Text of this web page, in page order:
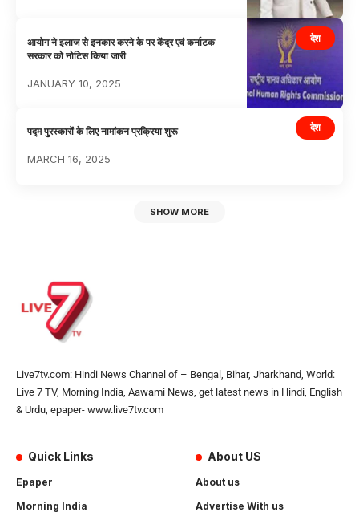
देश
आयोग ने इलाज से इनकार करने के पर केंद्र एवं कर्नाटक
सरकार को नोटिस किया जारी
JANUARY 10, 2025
देश
पद्म पुरस्कारों के लिए नामांकन प्रक्रिया शुरू
MARCH 16, 2025
SHOW MORE
Live7tv.com: Hindi News Channel of – Bengal, Bihar, Jharkhand, World:
Live 7 TV, Morning India, Aawami News, get latest news in Hindi, English
& Urdu, epaper- www.live7tv.com
Quick Links
Epaper
Morning India
About US
About us
Advertise With us